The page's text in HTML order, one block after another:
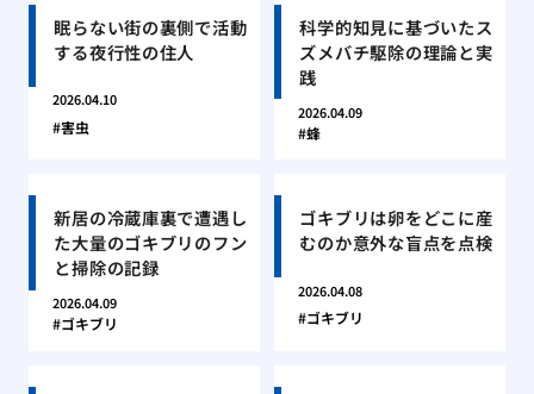
眠らない街の裏側で活動
する夜行性の住人
2026.04.10
害虫
科学的知見に基づいたス
ズメバチ駆除の理論と実
践
2026.04.09
蜂
新居の冷蔵庫裏で遭遇し
た大量のゴキブリのフン
と掃除の記録
2026.04.09
ゴキブリ
ゴキブリは卵をどこに産
むのか意外な盲点を点検
2026.04.08
ゴキブリ